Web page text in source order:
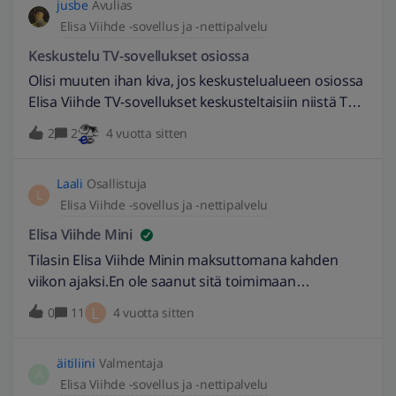
jusbe Avulias
Elisa Viihde -sovellus ja -nettipalvelu
Keskustelu TV-sovellukset osiossa
Olisi muuten ihan kiva, jos keskustelualueen osiossa
Elisa Viihde TV-sovellukset keskusteltaisiin niistä TV-
sovelluksista, eikä esim. palvelupakettien
irtisanomisesta ym. yleisestä Viihde-asiasta. Ei liene
ihan mitä sattuu ihan millä tahansa alueella. Olisiko
tässä vähän moderaattoreille töitä?
2 2 4 vuotta sitten
L
Laali Osallistuja
Elisa Viihde -sovellus ja -nettipalvelu
Elisa Viihde Mini
Tilasin Elisa Viihde Minin maksuttomana kahden
viikon ajaksi.En ole saanut sitä toimimaan
älytelevisiossani. Se ohjaa aina Viaplayhyn, joka siellä
kyllä on.Millä ihmeellä saan sen näkymään?Ja miten
ehdi alkamaan?
0 11 L 4 vuotta sitten
äitiliini Valmentaja
Elisa Viihde -sovellus ja -nettipalvelu